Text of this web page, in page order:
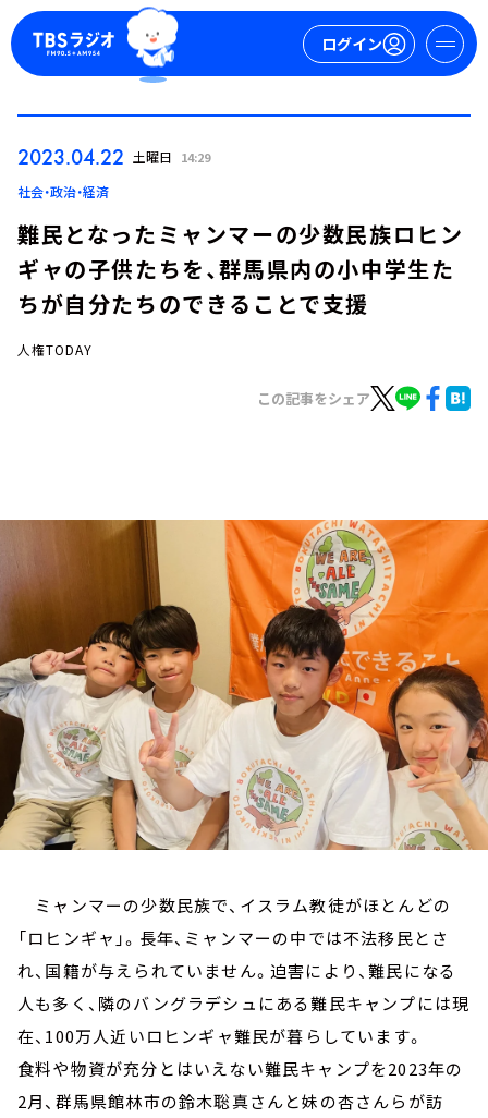
ログイン
イベント・グッズ
YouTube
2023.04.22 土曜日 14:29
社会・政治・経済
難民となったミャンマーの少数民族ロヒン
ギャの子供たちを、群馬県内の小中学生た
ちが自分たちのできることで支援
人権TODAY
この記事をシェア
ミャンマーの少数民族で、イスラム教徒がほとんどの
「ロヒンギャ」。長年、ミャンマーの中では不法移民とさ
れ、国籍が与えられていません。迫害により、難民になる
人も多く、隣のバングラデシュにある難民キャンプには現
在、100万人近いロヒンギャ難民が暮らしています。
食料や物資が充分とはいえない難民キャンプを2023年の
2月、群馬県館林市の鈴木聡真さんと妹の杏さんらが訪